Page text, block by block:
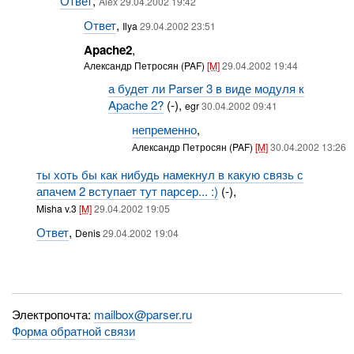
Ответ, Ilya29.04.2002 23:51
Apache2,
Александр Петросян (PAF)[M]29.04.2002 19:44
а будет ли Parser 3 в виде модуля к
Apache 2?(-), egr30.04.2002 09:41
непременно,
Александр Петросян (PAF)[M]30.04.2002 13:26
ты хоть бы как нибудь намекнул в какую связь с
апачем 2 вступает тут парсер... :) (-),
Misha v.3 [M] 29.04.2002 19:05
Ответ, Denis29.04.2002 19:04
Электропочта: mailbox@parser.ru
Форма обратной связи